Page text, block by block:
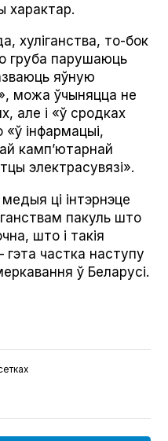
характар.
хуліганства, то-бок
груба парушаюць
яўную
можа ўчыняцца не
але і «ў сродках
інфармацыі,
камп’ютарнай
электрасувязі».
ці інтэрнэце
пакуль што
што і такія
частка наступу
ў Беларусі.